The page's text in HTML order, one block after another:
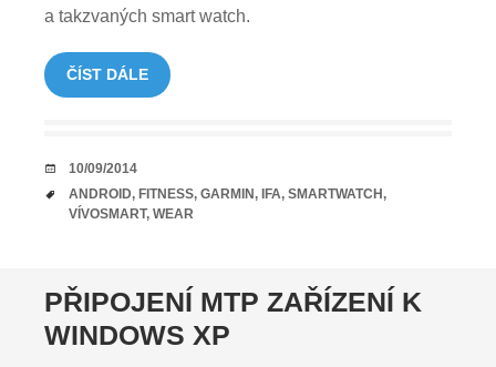
a takzvaných smart watch.
ČÍST DÁLE
DATUM
10/09/2014
TAGY
ANDROID, FITNESS, GARMIN, IFA, SMARTWATCH ,
VÍVOSMART, WEAR
PŘIPOJENÍ MTP ZAŘÍZENÍ K
WINDOWS XP